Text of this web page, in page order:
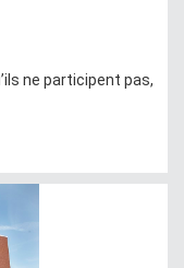
ne participent pas,